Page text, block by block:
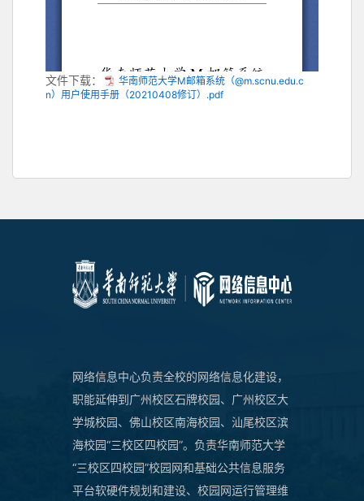
文件下载：
华南师范大学M邮箱系统（@m.scnu.edu.c
n）用户使用手册（20210408修订）.pdf
网络信息中心负责全校的网络信息化建设，
职能延伸到广州校区石牌校园、广州校区大
学城校园、佛山校区南海校园、汕尾校区滨
海校园“三校区四校园”。负责华南师范大学
“三校区四校园”校园网和基础公共信息服务
平台软硬件规划和建设、校园网运行管理维